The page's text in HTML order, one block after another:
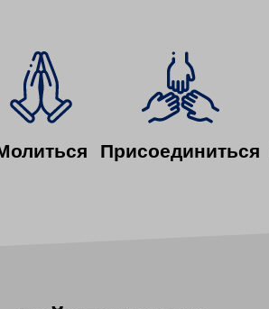
Присоединиться